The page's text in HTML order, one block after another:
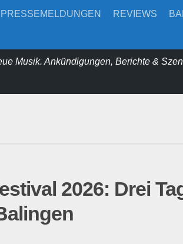
PRESSEMELDUNGEN REVIEWS
Musik. Ankündigungen, Berichte &
2026: Drei